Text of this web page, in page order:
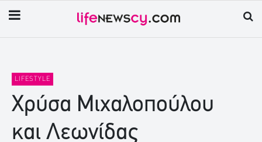
LIFESTYLE
Χρύσα Μιχαλοπούλου
και Λεωνίδας